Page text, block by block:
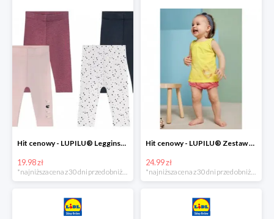
Hit cenowy - LUPILU® Legginsy niemowlęce z biobawełną, 2 pary
19.98 zł
Hit cenowy - LUPILU® Zestaw dziecięcy z biobawełny (body + koszulka + spodenki), 1 komplet
24.99 zł